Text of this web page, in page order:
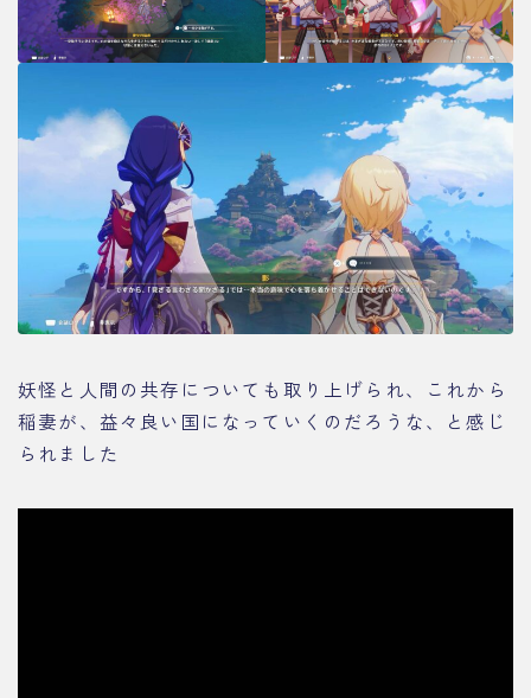
妖怪と人間の共存についても取り上げられ、これから
稲妻が、益々良い国になっていくのだろうな、と感じ
られました